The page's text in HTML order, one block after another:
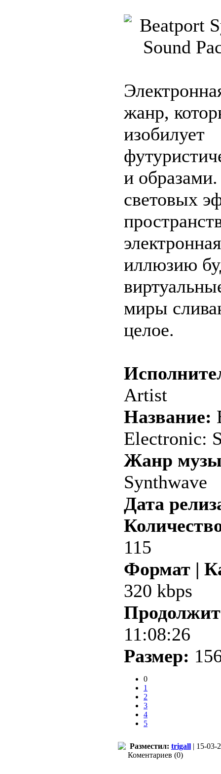
жанр,
изобилует
и
световых
иллюзию
миры
целое.
Artist
Название:
Electronic:
Жанр
Synthwave
Дата
115
Формат |
320 kbps
11:08:26
Размер:
0
1
2
3
4
5
Разместил: trigall | 15-03-
Коментариев (0)